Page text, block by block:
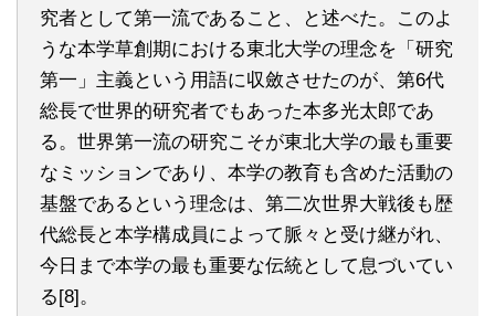
究者として第一流であること、と述べた。このよ
うな本学草創期における東北大学の理念を「研究
第一」主義という用語に収斂させたのが、第6代
総長で世界的研究者でもあった本多光太郎であ
る。世界第一流の研究こそが東北大学の最も重要
なミッションであり、本学の教育も含めた活動の
基盤であるという理念は、第二次世界大戦後も歴
代総長と本学構成員によって脈々と受け継がれ、
今日まで本学の最も重要な伝統として息づいてい
る[8]。